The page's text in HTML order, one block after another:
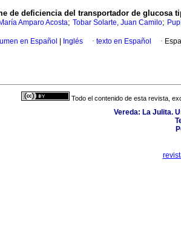
de deficiencia del transportador de glucosa
Amparo Acosta; Tobar Solarte, Juan Camilo;
en Español Inglés · texto en Español ·
Todo el contenido de esta revista,
Vereda: La Julita.